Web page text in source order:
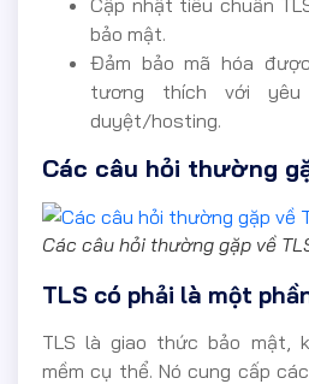
bảo mật.
Đảm bảo mã hóa
tương thích với
duyệt/hosting.
Các câu hỏi thường
Các câu hỏi thường gặp về
TLS có phải là một
TLS là giao thức bảo mật,
mềm cụ thể. Nó cung cấp